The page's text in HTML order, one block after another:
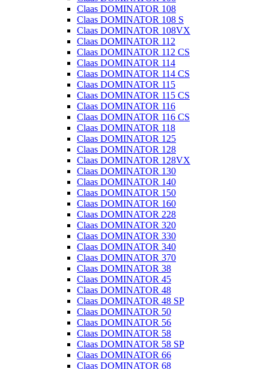
Claas DOMINATOR 108
Claas DOMINATOR 108 S
Claas DOMINATOR 108VX
Claas DOMINATOR 112
Claas DOMINATOR 112 CS
Claas DOMINATOR 114
Claas DOMINATOR 114 CS
Claas DOMINATOR 115
Claas DOMINATOR 115 CS
Claas DOMINATOR 116
Claas DOMINATOR 116 CS
Claas DOMINATOR 118
Claas DOMINATOR 125
Claas DOMINATOR 128
Claas DOMINATOR 128VX
Claas DOMINATOR 130
Claas DOMINATOR 140
Claas DOMINATOR 150
Claas DOMINATOR 160
Claas DOMINATOR 228
Claas DOMINATOR 320
Claas DOMINATOR 330
Claas DOMINATOR 340
Claas DOMINATOR 370
Claas DOMINATOR 38
Claas DOMINATOR 45
Claas DOMINATOR 48
Claas DOMINATOR 48 SP
Claas DOMINATOR 50
Claas DOMINATOR 56
Claas DOMINATOR 58
Claas DOMINATOR 58 SP
Claas DOMINATOR 66
Claas DOMINATOR 68